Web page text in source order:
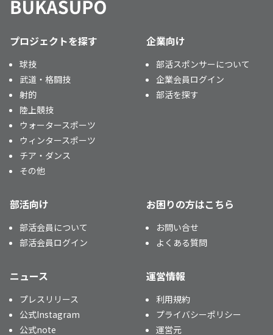
プロジェクトを探す
球技
武道・格闘技
射的
陸上競技
ウォータースポーツ
ウィンタースポーツ
チア・ダンス
その他
企業向け
部活スポンサーについて
企業会員ログイン
部活を探す
部活向け
部活会員について
部活会員ログイン
お困りの方はこちら
お問い合せ
よくある質問
ニュース
プレスリリース
公式Instagram
公式note
運営情報
利用規約
プライバシーポリシー
運営元